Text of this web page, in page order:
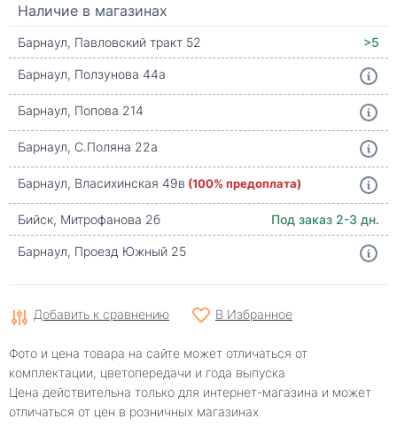
Наличие в магазинах
Барнаул, Павловский тракт 52
>5
Барнаул, Ползунова 44а
Барнаул, Попова 214
Барнаул, С.Поляна 22а
Барнаул, Власихинская 49в (100% предоплата)
Бийск, Митрофанова 2б
Под заказ 2-3 дн.
Барнаул, Проезд Южный 25
Добавить к сравнению В Избранное
Фото и цена товара на сайте может отличаться от
комплектации, цветопередачи и года выпуска
Цена действительна только для интернет-магазина и может
отличаться от цен в розничных магазинах